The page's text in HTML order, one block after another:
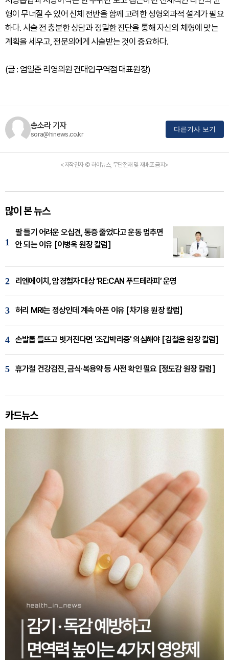
형이 무너질 수 있어 신체 전반을 함께 고려한 성형외과적 설계가 필요
하다. 시술 전 충분한 상담과 정밀한 진단을 통해 자신의 체형에 맞는
계획을 세우고, 전문의에게 시술받는 것이 중요하다.
(글 : 엄일준 리영의원 건대입구역점 대표원장)
송소라 기자
sora@hinews.co.kr
다른기사 보기
<저작권자 © 하이뉴스, 무단전재 및 재배포 금지>
많이 본 뉴스
1
팔 들기 어려운 오십견, 통증 줄었다고 운동 멈추면
안 되는 이유 [이병욱 원장 칼럼]
2 리엔에이치, 암경험자 대상 ‘RE:CAN 푸드테라피’ 운영
3 허리 MRI는 정상인데 계속 아픈 이유 [차기용 원장 칼럼]
4 손발톱 들뜨고 벗겨진다면 '조갑박리증' 의심해야 [김철윤 원장 칼럼]
5 휴가철 건강검진, 금식·복용약 등 사전 확인 필요 [정도감 원장 칼럼]
카드뉴스